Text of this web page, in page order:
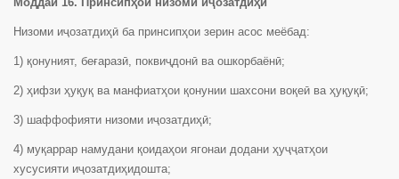
Низоми иҷозатдиҳӣ ба принсипҳои зерин асос меёбад:
1) қонуният, беғаразӣ, поквиҷдонӣ ва ошкорбаёнӣ;
2) ҳифзи ҳуқуқ ва манфиатҳои қонунии шахсони воқеӣ ва ҳуқуқӣ;
3) шаффофияти низоми иҷозатдиҳӣ;
4) муқаррар намудани қоидаҳои ягонаи додани ҳуҷҷатҳои
хусусияти иҷозатдиҳидошта;